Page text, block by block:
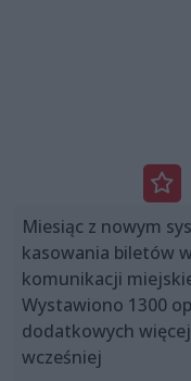
Miesiąc z nowym
kasowania biletów w
komunikacji
Wystawiono 1300
dodatkowych
wcześniej